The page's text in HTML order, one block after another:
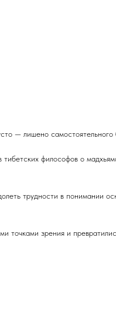
— лишено самостоятельного
философов о
трудности в понимании
точками зрения и